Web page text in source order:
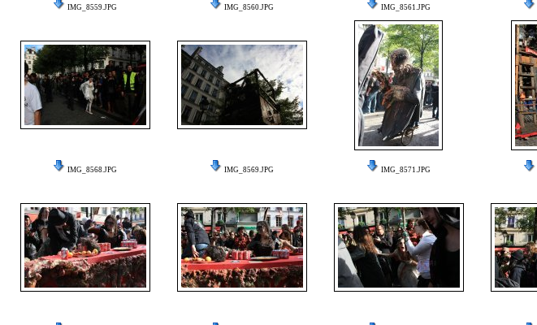
IMG_8559.JPG IMG_8560.JPG IMG_8561.JPG
IMG_8568.JPG IMG_8569.JPG IMG_8571.JPG